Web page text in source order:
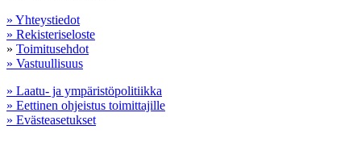
» Yhteystiedot
» Rekisteriseloste
» Toimitusehdot
» Vastuullisuus
» Laatu- ja ympäristöpolitiikka
» Eettinen ohjeistus toimittajille
» Evästeasetukset